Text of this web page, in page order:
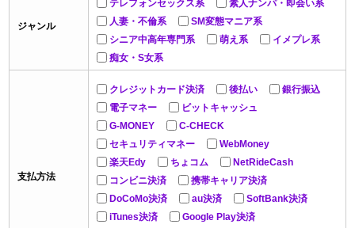
ジャンル
テレフォンセックス系
素人ナンパ・即会い系
人妻・不倫系
SM変態マニア系
シニア中高年専門系
萌え系
イメプレ系
痴女・S女系
支払方法
クレジットカード決済 後払い
銀行振込
電子マネー
ビットキャッシュ
G-MONEY
C-CHECK
セキュリティマネー
WebMoney
楽天Edy
ちょコム
NetRideCash
コンビニ決済
携帯キャリア決済
DoCoMo決済
au決済
SoftBank決済
iTunes決済
Google Play決済